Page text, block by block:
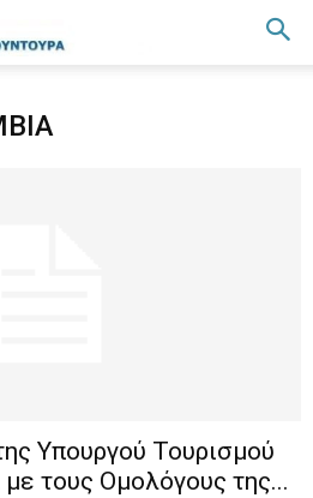
Υπουργού Τουρισμού
τους Ομολόγους της...